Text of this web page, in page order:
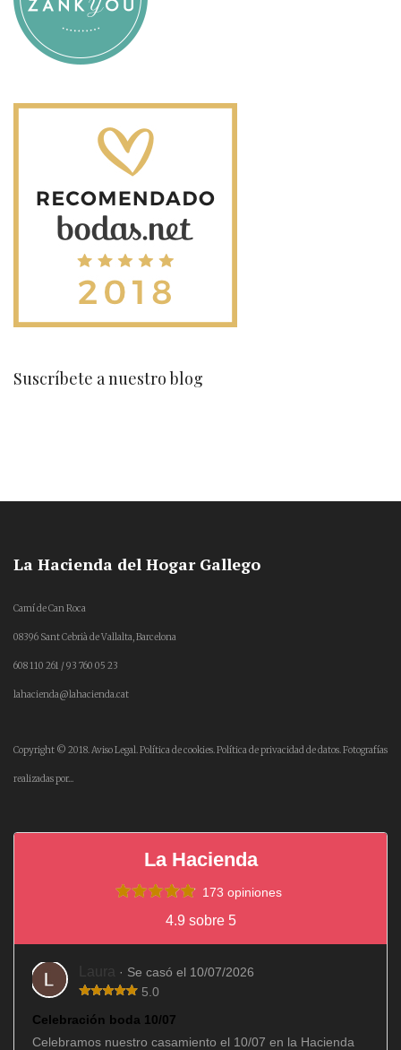
Suscríbete a nuestro blog
La Hacienda del Hogar Gallego
Camí de Can Roca
08396 Sant Cebrià de Vallalta, Barcelona
608 110 261 / 93 760 05 23
lahacienda@lahacienda.cat
Copyright © 2018.Aviso Legal.Política de cookies.Política de privacidad de datos.Fotografías
realizadas por...
La Hacienda
173 opiniones
4.9 sobre 5
Laura · Se casó el 10/07/2026
5.0
Celebración boda 10/07
Celebramos nuestro casamiento el 10/07 en la Hacienda